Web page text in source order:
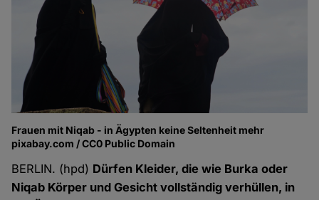
Frauen mit Niqab - in Ägypten keine Seltenheit mehr
pixabay.com / CC0 Public Domain
BERLIN. (hpd) Dürfen Kleider, die wie Burka oder
Niqab Körper und Gesicht vollständig verhüllen, in